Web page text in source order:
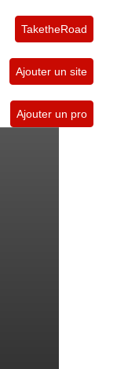
TaketheRoad
Ajouter un site
Ajouter un pro